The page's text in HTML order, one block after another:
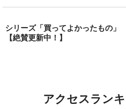
シリーズ「買ってよかったもの」
【絶賛更新中！】
アクセスラン